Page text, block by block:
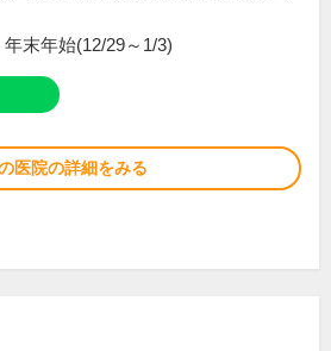
年末年始(12/29～1/3)
医院の詳細をみる